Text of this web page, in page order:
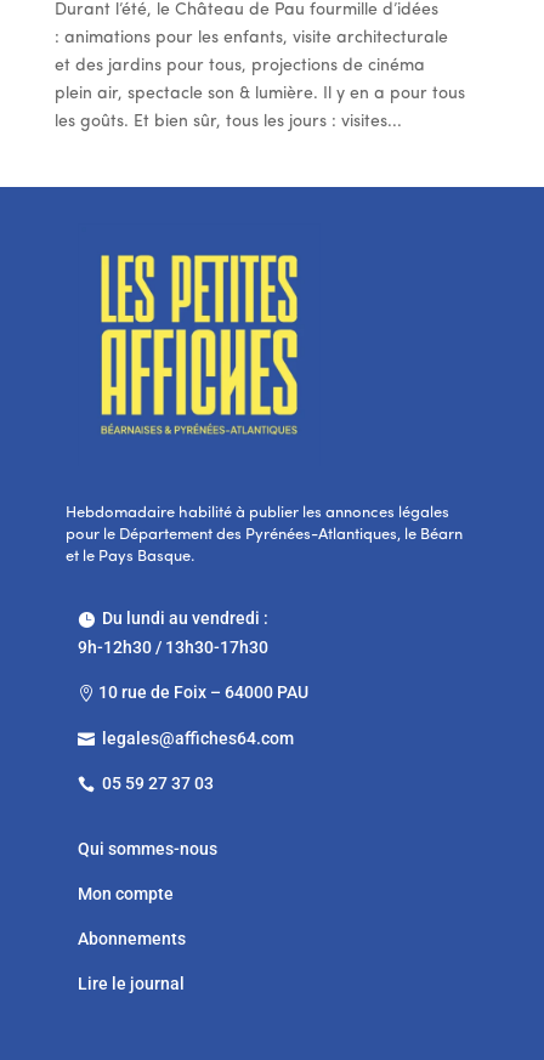
Durant l’été, le Château de Pau fourmille d’idées
: animations pour les enfants, visite architecturale
et des jardins pour tous, projections de cinéma
plein air, spectacle son & lumière. Il y en a pour tous
les goûts. Et bien sûr, tous les jours : visites...
Hebdomadaire habilité à publier les annonces légales
pour le Département des Pyrénées-Atlantiques, le Béarn
et le Pays Basque.
Du lundi au vendredi :
9h-12h30 / 13h30-17h30
 10 rue de Foix – 64000 PAU
 legales@affiches64.com
 05 59 27 37 03
Qui sommes-nous
Mon compte
Abonnements
Lire le journal